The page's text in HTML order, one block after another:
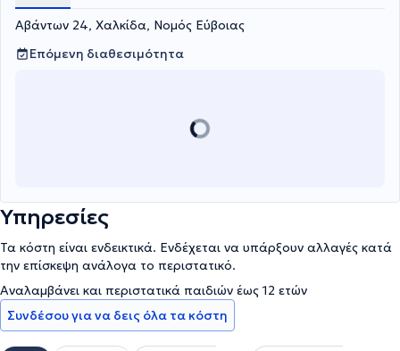
Αβάντων 24, Χαλκίδα, Νομός Εύβοιας
Επόμενη διαθεσιμότητα
Υπηρεσίες
Τα κόστη είναι ενδεικτικά. Ενδέχεται να υπάρξουν αλλαγές κατά
την επίσκεψη ανάλογα το περιστατικό.
Αναλαμβάνει και περιστατικά παιδιών έως 12 ετών
Συνδέσου για να δεις όλα τα κόστη